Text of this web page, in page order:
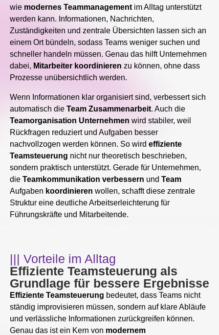
wie modernes Teammanagement im Alltag unterstützt
werden kann. Informationen, Nachrichten,
Zuständigkeiten und zentrale Übersichten lassen sich an
einem Ort bündeln, sodass Teams weniger suchen und
schneller handeln müssen. Genau das hilft Unternehmen
dabei, Mitarbeiter koordinieren zu können, ohne dass
Prozesse unübersichtlich werden.
Wenn Informationen klar organisiert sind, verbessert sich
automatisch die Team Zusammenarbeit. Auch die
Teamorganisation Unternehmen wird stabiler, weil
Rückfragen reduziert und Aufgaben besser
nachvollzogen werden können. So wird effiziente
Teamsteuerung nicht nur theoretisch beschrieben,
sondern praktisch unterstützt. Gerade für Unternehmen,
die Teamkommunikation verbessern und Team
Aufgaben koordinieren wollen, schafft diese zentrale
Struktur eine deutliche Arbeitserleichterung für
Führungskräfte und Mitarbeitende.
||| Vorteile im Alltag
Effiziente Teamsteuerung als
Grundlage für bessere Ergebnisse
Effiziente Teamsteuerung bedeutet, dass Teams nicht
ständig improvisieren müssen, sondern auf klare Abläufe
und verlässliche Informationen zurückgreifen können.
Genau das ist ein Kern von modernem